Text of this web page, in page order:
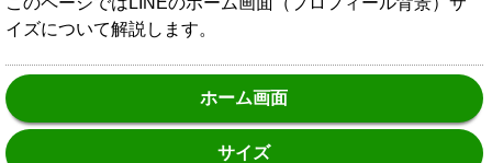
イズについて解説します。
ホーム画面
サイズ